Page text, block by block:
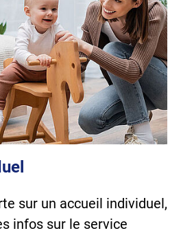
sur un accueil individuel,
infos sur le service